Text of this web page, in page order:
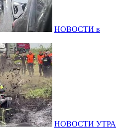
НОВОСТИ в
НОВОСТИ УТРА